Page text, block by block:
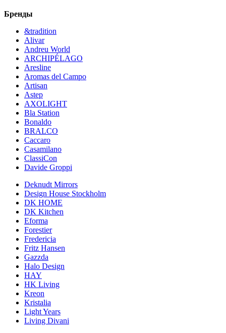
Бренды
&tradition
Alivar
Andreu World
ARCHIPÉLAGO
Aresline
Aromas del Campo
Artisan
Astep
AXOLIGHT
Bla Station
Bonaldo
BRALCO
Caccaro
Casamilano
ClassiCon
Davide Groppi
Deknudt Mirrors
Design House Stockholm
DK HOME
DK Kitchen
Eforma
Forestier
Fredericia
Fritz Hansen
Gazzda
Halo Design
HAY
HK Living
Kreon
Kristalia
Light Years
Living Divani